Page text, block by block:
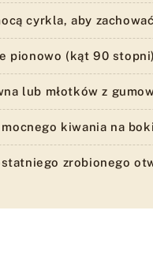
cyrkla, aby
pionowo (kąt 90
lub młotków z
kiwania na
zrobionego